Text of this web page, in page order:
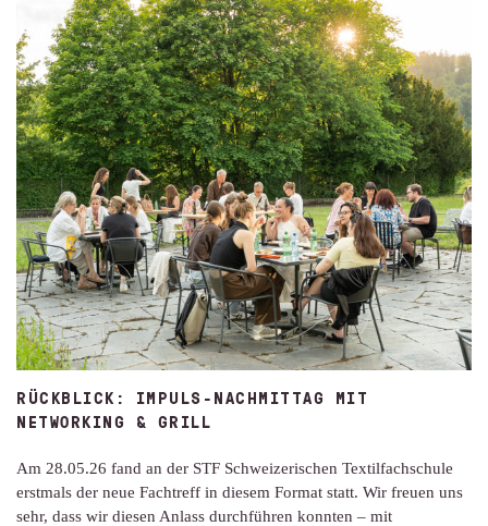
RÜCKBLICK: IMPULS-NACHMITTAG MIT
NETWORKING & GRILL
Am 28.05.26 fand an der STF Schweizerischen Textilfachschule
erstmals der neue Fachtreff in diesem Format statt. Wir freuen uns
sehr, dass wir diesen Anlass durchführen konnten – mit